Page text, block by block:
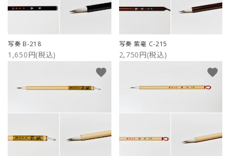
写奏 B-218
1,650円(税込)
写奏 紫毫 C-215
2,750円(税込)
favorite favorite